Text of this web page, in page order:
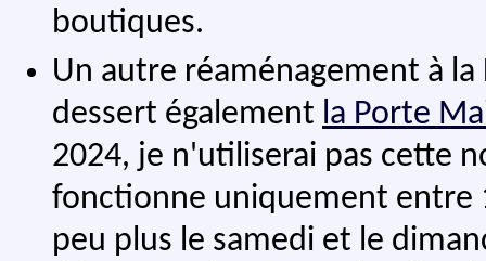
boutiques.
Un autre réaménagement à
dessert également la Porte
2024, je n'utiliserai pas cette
fonctionne uniquement entre
peu plus le samedi et le